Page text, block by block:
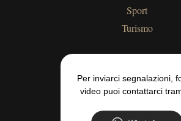
Sport
Turismo
Per inviarci segnalazioni,
video puoi contattarci